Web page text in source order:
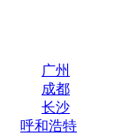
广州
成都
长沙
呼和浩特